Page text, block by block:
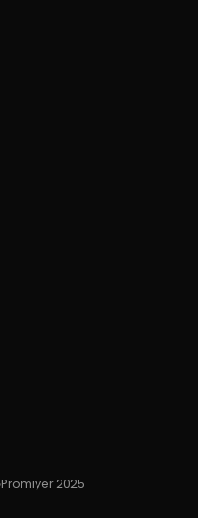
Prömiyer 2025